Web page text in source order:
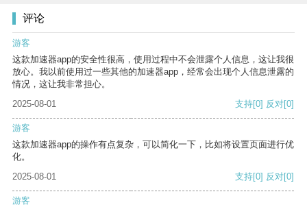
评论
游客
这款加速器app的安全性很高，使用过程中不会泄露个人信息，这让我很
放心。我以前使用过一些其他的加速器app，经常会出现个人信息泄露的
情况，这让我非常担心。
2025-08-01
支持[0] 反对[0]
游客
这款加速器app的操作有点复杂，可以简化一下，比如将设置页面进行优
化。
2025-08-01
支持[0] 反对[0]
游客